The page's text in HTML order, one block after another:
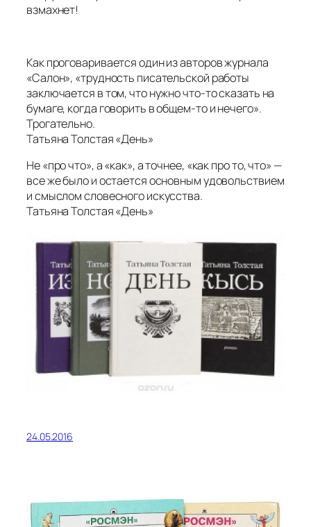
взмахнет!
Как проговаривается один из авторов журнала
«Салон», «трудность писательской работы
заключается в том, что нужно что-то сказать на
бумаге, когда говорить в общем-то и нечего».
Трогательно.
Татьяна Толстая «День»
Не «про что», а «как», а точнее, «как про то, что» —
все же было и остается основным удовольствием
и смыслом словесного искусства.
Татьяна Толстая «День»
24.05.2016